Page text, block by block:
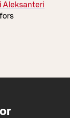
Aleksanteri